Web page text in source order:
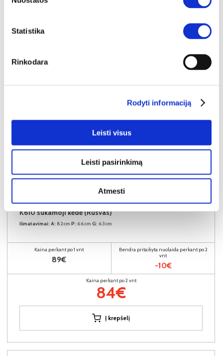
Statistika
Rinkodara
Rodyti informaciją
Leisti visus
Leisti pasirinkimą
Atmesti
YRA SANDĖLYJE
K610 sukamoji kėdė (Rusvas)
Išmatavimai: A: 82cm P: 66cm G: 63cm
Kaina perkant po 1 vnt
89€
Bendra pritaikyta nuolaida perkant po 2
vnt
-10€
Kaina perkant po 2 vnt
84€
Į krepšelį